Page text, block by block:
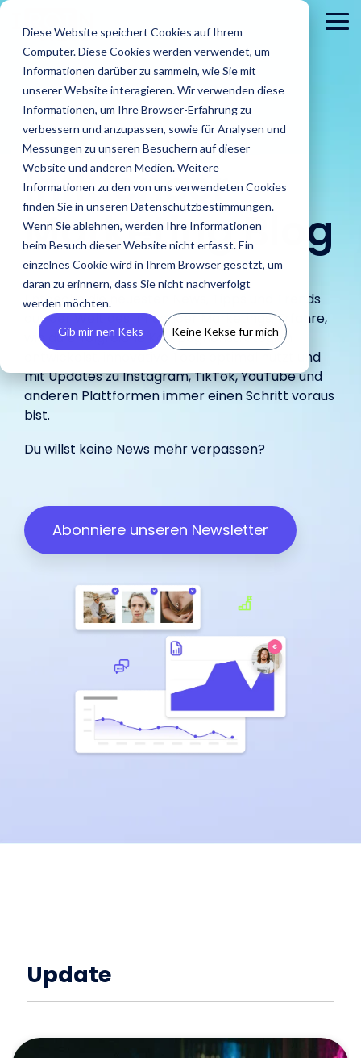
Diese Website speichert Cookies auf Ihrem
Computer. Diese Cookies werden verwendet, um
Informationen darüber zu sammeln, wie Sie mit
unserer Website interagieren. Wir verwenden diese
Informationen, um Ihre Browser-Erfahrung zu
verbessern und anzupassen, sowie für Analysen und
Messungen zu unseren Besuchern auf dieser
Website und anderen Medien. Weitere
Informationen zu den von uns verwendeten Cookies
finden Sie in unseren Datenschutzbestimmungen.
Wenn Sie ablehnen, werden Ihre Informationen
beim Besuch dieser Website nicht erfasst. Ein
einzelnes Cookie wird in Ihrem Browser gesetzt, um
daran zu erinnern, dass Sie nicht nachverfolgt
werden möchten.
Gib mir nen Keks Keine Kekse für mich
Skip
the
main
content.
Finde Creator
Finde starke
Influencer und
Creator weltweit
mit der KI-
gestützten
IROIN®.
Analysiere
Zielgruppen
Vermeide Fake
Following und lerne
schon vor Beginn
einer Kooperation
Influencer.
CRM
Influencer Marketing auf allen
Facebook TikTok
Agenturen
Finde heraus
wie IROIN®
Agenturen bei
der
Umsetzung
von Influencer
Kampagnen
Brands
Finde
heraus wie
IROIN®
Marken bei
Umsetzung
ihrer
in-house
unterstützt.
Blog
In unserem Blog
aktuelle Artikel
und spannende
Beiträge rund
um Influencer
IROINs®
Rising Stars
Zehn Creator,
die uns diesen
auf Instagram,
TikTok, Twitch &
YouTube
haben.
Guides &
Reports
Tipps für
erfolgreiches
Marketing.
Das sind wir
Einblick in unser
Unternehmen wir
stellen uns vor.
Karriere
Traumkarrieren
Entdecke deine
Zukunft.
Wir freuen uns über dein
Feedback:
DerIROIN®
Influencer
Marketing Blog
Entdecke die neuesten News, Tipps und Trends
aus der Welt des Influencer Marketings. Erfahre,
wie du erfolgreiche Kampagnenstrategien
entwickelst, innovative Tools optimal nutzt und
mit Updates zuInstagram,TikTok,YouTubeund
anderen Plattformen immer einen Schritt voraus
bist.
Du willst keine News mehr verpassen?
Abonniere unseren Newsletter
Update